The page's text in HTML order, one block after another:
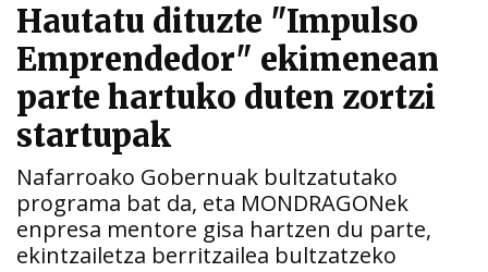
Hautatu dituzte "Impulso
Emprendedor" ekimenean
parte hartuko duten zortzi
startupak
Nafarroako Gobernuak bultzatutako
programa bat da, eta MONDRAGONek
enpresa mentore gisa hartzen du parte,
ekintzailetza berritzailea bultzatzeko